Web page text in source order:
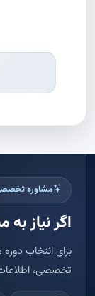
مشاوره
اگر نیاز به
برای انتخاب
تخصصی،